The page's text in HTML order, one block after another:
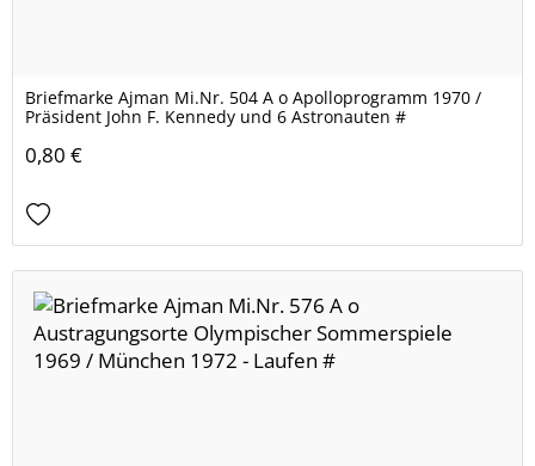
Briefmarke Ajman Mi.Nr. 504 A o Apolloprogramm 1970 /
Präsident John F. Kennedy und 6 Astronauten #
0,80 €